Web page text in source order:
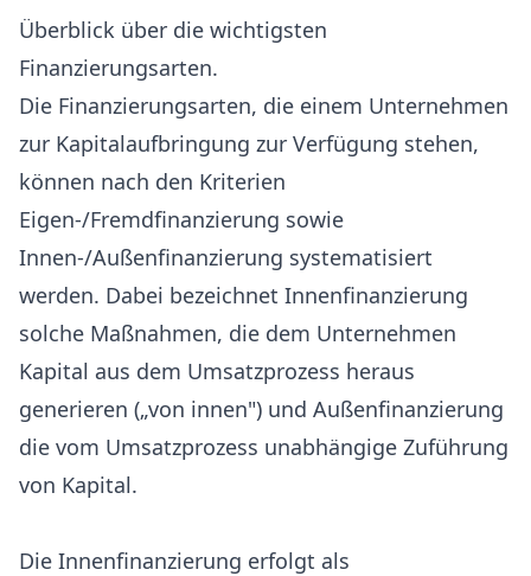
Überblick über die wichtigsten
Finanzierungsarten.
Die Finanzierungsarten, die einem Unternehmen
zur Kapitalaufbringung zur Verfügung stehen,
können nach den Kriterien
Eigen-/Fremdfinanzierung sowie
Innen-/Außenfinanzierung systematisiert
werden. Dabei bezeichnet Innenfinanzierung
solche Maßnahmen, die dem Unternehmen
Kapital aus dem Umsatzprozess heraus
generieren („von innen") und Außenfinanzierung
die vom Umsatzprozess unabhängige Zuführung
von Kapital.
Die Innenfinanzierung erfolgt als